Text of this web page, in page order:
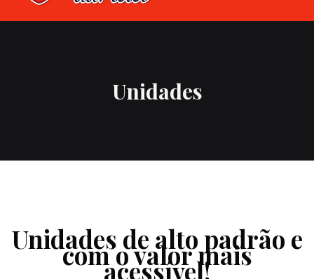
Unidades
Unidades de alto padrão e
com o valor mais
acessível!